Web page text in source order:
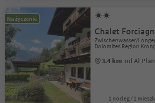
Na życzenie
Chalet Forciagn
Zwischenwasser/
Dolomites Region
3.4 km od Al
1 nocleg / 1